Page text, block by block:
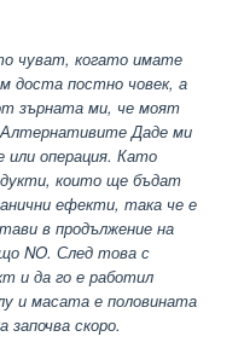
чуват, когато имате
доста постно човек, а
зърната ми, че моят
Алтернативите Даде ми
операция. Като
които ще бъдат
ефекти, така че е
в продължение на
NO. След това с
и да го е работил
и масата е половината
скоро.